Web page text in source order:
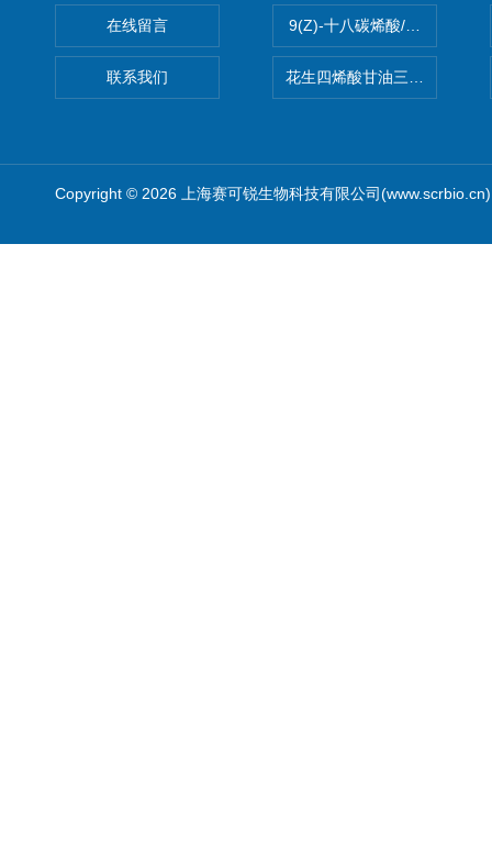
在线留言
联系我们
9(Z)-十八碳烯酸/油酸
花生四烯酸甘油三酯(顺式-
Copyright © 2026 上海赛可锐生物科技有限公司